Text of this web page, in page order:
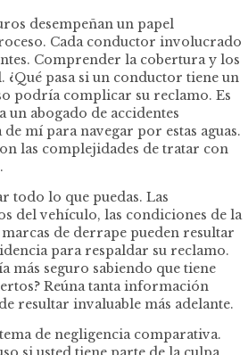
desempeñan un papel
Cada conductor involucrado
Comprender la cobertura y los
¿Qué pasa si un conductor tiene un
podría complicar su reclamo. Es
un abogado de accidentes
mí para navegar por estas aguas.
las complejidades de tratar con
todo lo que puedas. Las
del vehículo, las condiciones de la
de derrape pueden resultar
para respaldar su reclamo.
más seguro sabiendo que tiene
Reúna tanta información
resultar invaluable más adelante.
de negligencia comparativa.